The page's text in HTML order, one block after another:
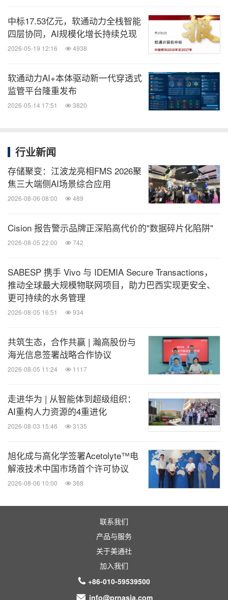
应用的标杆。
在安全领域，以行动记录仪、布控球等装备为核心
的安全摄录解决方案，在高交会等多场行业顶级展
会中亮相并完成试点部署。
在矿山能源行业，落地矿鸿业务场景超过30个，完
成80余项资质认证，近100款设备通过鸿蒙化适
共建开源社区，繁荣开源体系
除此之外，鸿湖万联积极参与开源生态建设，作为
OpenHarmony A类捐赠人，深度参与5.1/6.0/6.1等关
业标准化建设，联合华为、中国建设科学研究院发布
《建筑开源鸿蒙技术框架白皮书》，为智能建筑与智
施指南，推动行业迈向规范发展新阶段。
软通华方：智能终端创新突破
2024年1月，软通动力战略收购清华同方计算机业
务，"软通华方"在京启航，成为清华同方计算产品唯
一传承者。2025年，软通华方在开源鸿蒙智能终端研
发领域取得重要进展，与鸿湖万联共同推进并成功发
布基于开源鸿蒙的PC产品和业内首款智慧交互大屏
产品，构建了覆盖教育、办公及会议等场景的软硬一
优选择。
开源鸿蒙智慧交互大屏结合鸿湖万联软通天鸿操作
系统6商业发行版，改写了目前该品类产品无法摆
脱安卓或Windows系统的现状，实现从硬件到软件
再到原生应用的全国产化设计。
开源鸿蒙PC产品累计完成近15款华为鸿蒙应用在
开源鸿蒙系统上的兼容性适配，不仅丰富了应用生
态，还推动了开源鸿蒙底层系统的进一步完善。
中标17.53亿元，软通动力全栈智能
四层协同，AI规模化增长持续兑现
2026-05-19 12:16 4938
软通动力AI+本体驱动新一代穿透式
监管平台隆重发布
2026-05-14 17:51 3820
行业新闻
存储聚变：江波龙亮相FMS 2026聚
焦三大端侧AI场景综合应用
2026-08-06 08:00 489
Cision 报告警示品牌正深陷高代价的"数据碎片化陷阱"
2026-08-05 22:00 742
SABESP 携手 Vivo 与 IDEMIA Secure Transactions，
推动全球最大规模物联网项目，助力巴西实现更安全、
更可持续的水务管理
2026-08-05 16:51 934
共筑生态，合作共赢 | 瀚高股份与
海光信息签署战略合作协议
2026-08-05 11:24 1117
走进华为 | 从智能体到超级组织：
AI重构人力资源的4重进化
2026-08-03 15:46 3135
旭化成与高化学签署Acetolyte™电
解液技术中国市场首个许可协议
2026-08-06 10:00 368
联系我们
产品与服务
关于美通社
加入我们
+86-010-59539500
info@prnasia.com